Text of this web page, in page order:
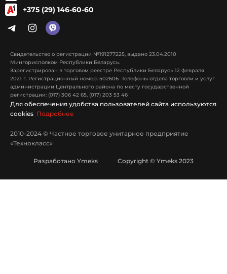
+375 (29) 146-60-60
Свидетельство о регистрации №191277225, выдано 23.04.2010
Мингорисполком Республики Беларусь.
Зарегистрирован в торговом реестре Республики Беларусь 12 февраля
2021 г. Регистрационный номер: 502606 Телефоны отдела торговли и услуг
администрации Центрального района по месту государственной
регистрации: (017) 306 42 65, (017) 203 53 46
Для обеспечения удобства пользователей сайта используются
cookies Подробнее
2010-2024 © Частное торговое унитарное предприятие
«Технокласс»
Разработано Ymeks Copyright © Ymeks 2023